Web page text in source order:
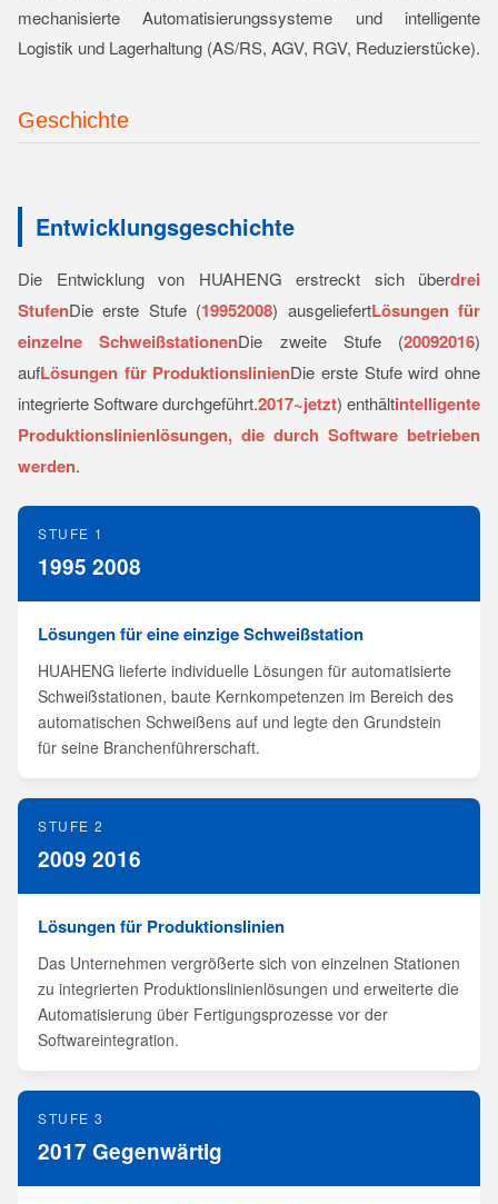
mechanisierte Automatisierungssysteme und intelligente
Logistik und Lagerhaltung (AS/RS, AGV, RGV, Reduzierstücke).
Geschichte
Entwicklungsgeschichte
Die Entwicklung von HUAHENG erstreckt sich überdrei
StufenDie erste Stufe (1995­2008) ausgeliefertLösungen für
einzelne SchweißstationenDie zweite Stufe (2009­2016)
aufLösungen für ProduktionslinienDie erste Stufe wird ohne
integrierte Software durchgeführt.2017~jetzt) enthältintelligente
Produktionslinienlösungen, die durch Software betrieben
werden.
STUFE 1
1995 2008
Lösungen für eine einzige Schweißstation
HUAHENG lieferte individuelle Lösungen für automatisierte
Schweißstationen, baute Kernkompetenzen im Bereich des
automatischen Schweißens auf und legte den Grundstein
für seine Branchenführerschaft.
STUFE 2
2009 2016
Lösungen für Produktionslinien
Das Unternehmen vergrößerte sich von einzelnen Stationen
zu integrierten Produktionslinienlösungen und erweiterte die
Automatisierung über Fertigungsprozesse vor der
Softwareintegration.
STUFE 3
2017 Gegenwärtig